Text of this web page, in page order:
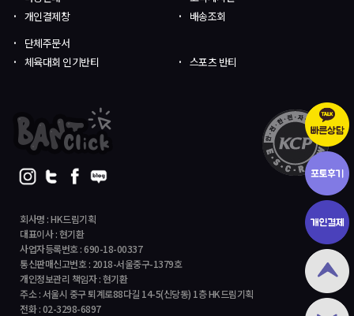
회사명 : HK드림기획
대표이사 : 현기환
사업자등록번호 : 690-18-00337
통신판매신고번호 : 2018-서울중구-1379호
개인정보관리 책임자 : 현기환
주소 : 서울시 중구 퇴계로88다길 14-5(신당동) 1층 HK드림기획
전화 : 02-3298-6897
개인결제창
배송조회
단체주문서
체육대회 인기반티
스포츠 반티